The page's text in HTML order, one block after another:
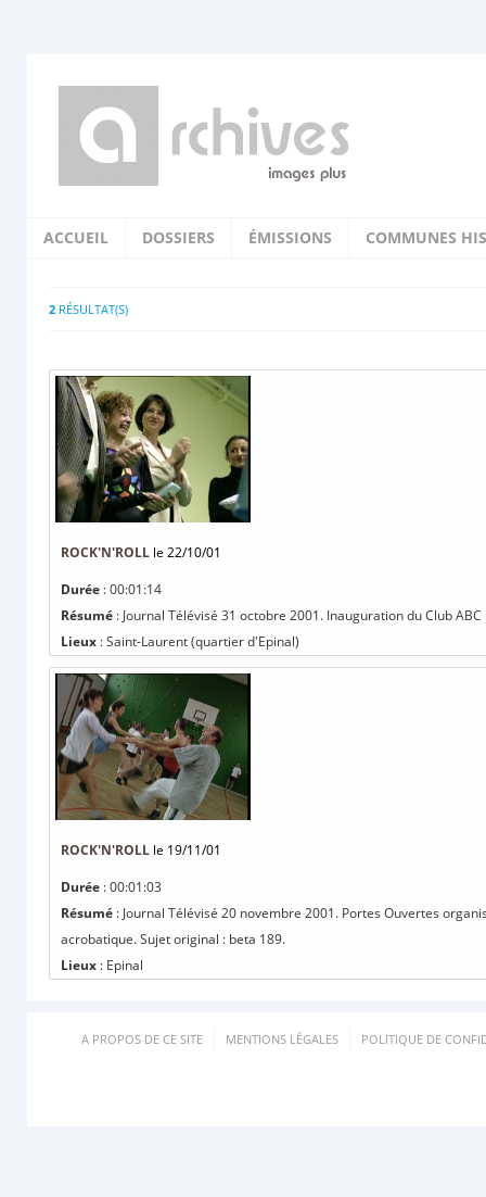
ACCUEIL DOSSIERS ÉMISSIONS COMMUNES
2 RÉSULTAT(S)
ROCK'N'ROLL le 22/10/01
Durée : 00:01:14
Résumé : Journal Télévisé 31 octobre 2001. Inauguration du Club
Lieux : Saint-Laurent (quartier d'Epinal)
ROCK'N'ROLL le 19/11/01
Durée : 00:01:03
Résumé : Journal Télévisé 20 novembre 2001. Portes Ouvertes
acrobatique. Sujet original : beta 189.
Lieux : Epinal
A PROPOS DE CE SITE MENTIONS LÉGALES POLITIQUE DE